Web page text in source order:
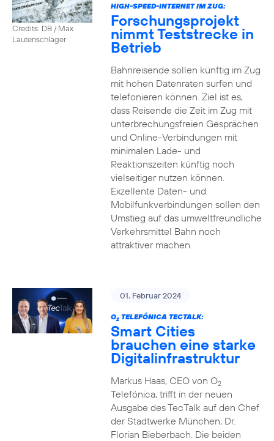
Credits: DB / Max
Lautenschläger
HIGH-SPEED-INTERNET IM ZUG:
Forschungsprojekt
nimmt Teststrecke in
Betrieb
Bahnreisende sollen künftig im Zug
mit hohen Datenraten surfen und
telefonieren können. Ziel ist es,
dass Reisende die Zeit im Zug mit
unterbrechungsfreien Gesprächen
und Online-Verbindungen mit
minimalen Lade- und
Reaktionszeiten künftig noch
vielseitiger nutzen können.
Exzellente Daten- und
Mobilfunkverbindungen sollen den
Umstieg auf das umweltfreundliche
Verkehrsmittel Bahn noch
attraktiver machen.
01. Februar 2024
O2TELEFÓNICA TECTALK:
Smart Cities
brauchen eine starke
Digitalinfrastruktur
Markus Haas, CEO von O2
Telefónica, trifft in der neuen
Ausgabe des TecTalk auf den Chef
der Stadtwerke München, Dr.
Florian Bieberbach. Die beiden